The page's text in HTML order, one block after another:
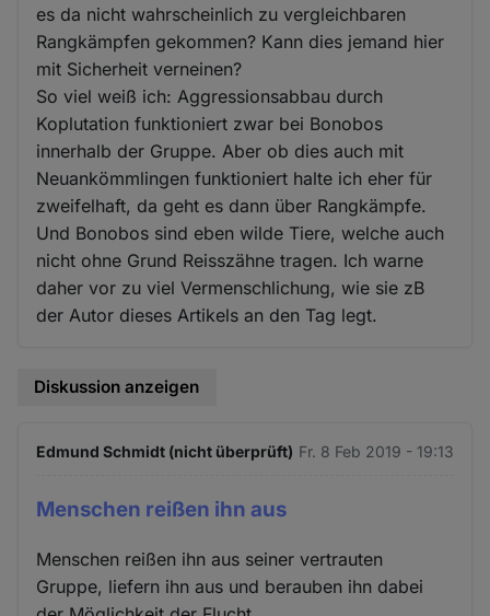
es da nicht wahrscheinlich zu vergleichbaren
Rangkämpfen gekommen? Kann dies jemand hier
mit Sicherheit verneinen?
So viel weiß ich: Aggressionsabbau durch
Koplutation funktioniert zwar bei Bonobos
innerhalb der Gruppe. Aber ob dies auch mit
Neuankömmlingen funktioniert halte ich eher für
zweifelhaft, da geht es dann über Rangkämpfe.
Und Bonobos sind eben wilde Tiere, welche auch
nicht ohne Grund Reisszähne tragen. Ich warne
daher vor zu viel Vermenschlichung, wie sie zB
der Autor dieses Artikels an den Tag legt.
Diskussion anzeigen
Edmund Schmidt (nicht überprüft) Fr. 8 Feb 2019 - 19:13
Menschen reißen ihn aus
Menschen reißen ihn aus seiner vertrauten
Gruppe, liefern ihn aus und berauben ihn dabei